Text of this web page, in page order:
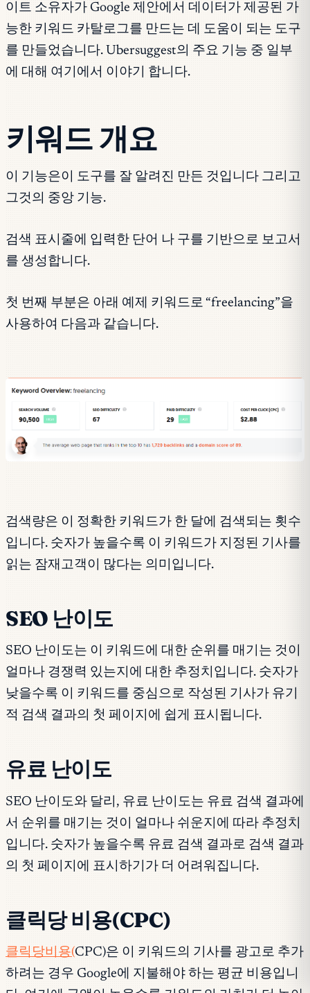
이트 소유자가 Google 제안에서 데이터가 제공된 가
능한 키워드 카탈로그를 만드는 데 도움이 되는 도구
를 만들었습니다. Ubersuggest의 주요 기능 중 일부
에 대해 여기에서 이야기 합니다.
키워드 개요
이 기능은이 도구를 잘 알려진 만든 것입니다 그리고
그것의 중앙 기능.
검색 표시줄에 입력한 단어 나 구를 기반으로 보고서
를 생성합니다.
첫 번째 부분은 아래 예제 키워드로 “freelancing”을
사용하여 다음과 같습니다.
검색량은 이 정확한 키워드가 한 달에 검색되는 횟수
입니다. 숫자가 높을수록 이 키워드가 지정된 기사를
읽는 잠재고객이 많다는 의미입니다.
SEO 난이도
SEO 난이도는 이 키워드에 대한 순위를 매기는 것이
얼마나 경쟁력 있는지에 대한 추정치입니다. 숫자가
낮을수록 이 키워드를 중심으로 작성된 기사가 유기
적 검색 결과의 첫 페이지에 쉽게 표시됩니다.
유료 난이도
SEO 난이도와 달리, 유료 난이도는 유료 검색 결과에
서 순위를 매기는 것이 얼마나 쉬운지에 따라 추정치
입니다. 숫자가 높을수록 유료 검색 결과로 검색 결과
의 첫 페이지에 표시하기가 더 어려워집니다.
클릭당 비용(CPC)
클릭당비용(CPC)은 이 키워드의 기사를 광고로 추가
하려는 경우 Google에 지불해야 하는 평균 비용입니